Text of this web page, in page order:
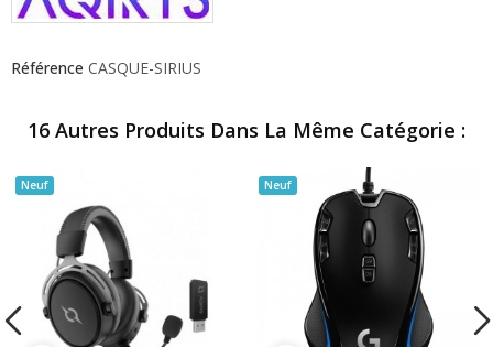
Référence CASQUE-SIRIUS
16 Autres Produits Dans La Même Catégorie :
Neuf Neuf